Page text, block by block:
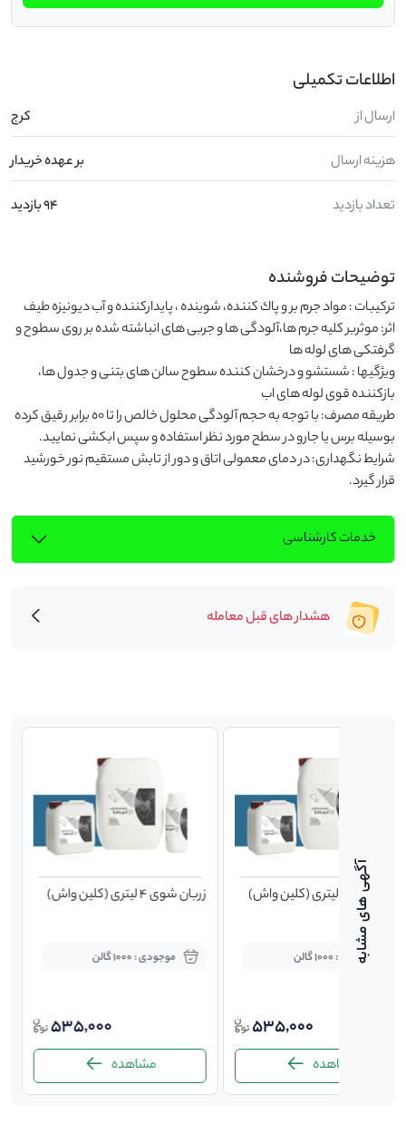
اطلاعات تکمیلی
ارسال از کرج
هزینه ارسال بر عهده خریدار
تعداد بازدید 94 بازدید
توضیحات فروشنده
قرار گیرد.
خدمات کارشناسی
هشدار های قبل معامله
شوی 4 لیتری (کلین واش)
موجودی : 1000 گالن
535,000
مشاهده
زربان شوی 4 لیتری (کلین واش)
موجودی : 1000 گالن
535,000
مشاهده